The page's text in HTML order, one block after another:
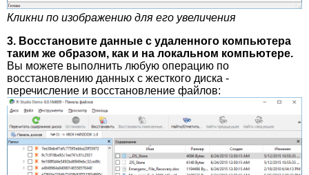
Кликни по изображению для его увеличения
3. Восстановите данные с удаленного компьютера
таким же образом, как и на локальном компьютере.
Вы можете выполнить любую операцию по
восстановлению данных с жесткого диска -
перечисление и восстановление файлов: